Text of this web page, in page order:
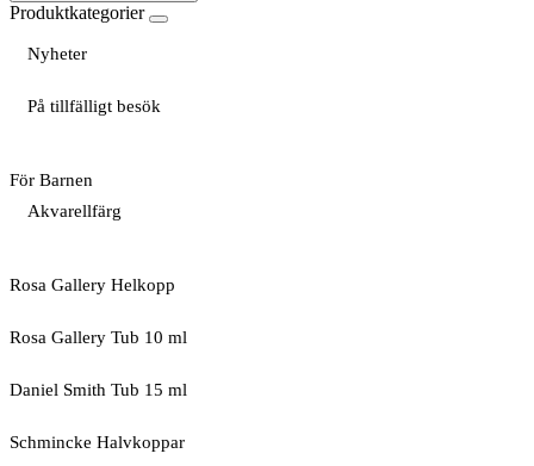
Produktkategorier
Nyheter
På tillfälligt besök
För Barnen
Akvarellfärg
Rosa Gallery Helkopp
Rosa Gallery Tub 10 ml
Daniel Smith Tub 15 ml
Schmincke Halvkoppar